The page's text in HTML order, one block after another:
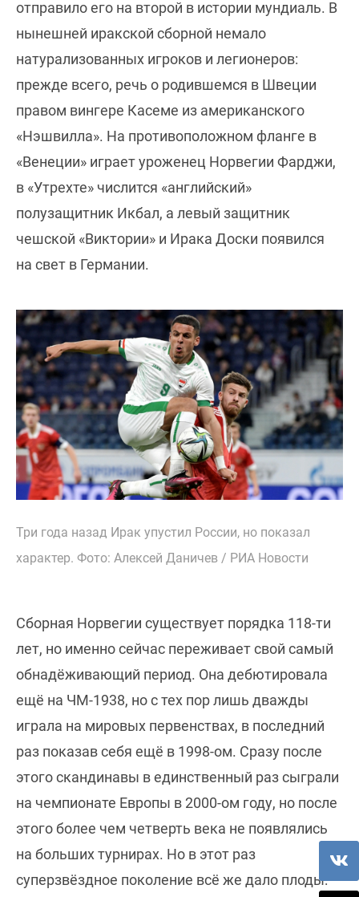
отправило его на второй в истории мундиаль. В
нынешней иракской сборной немало
натурализованных игроков и легионеров:
прежде всего, речь о родившемся в Швеции
правом вингере Касеме из американского
«Нэшвилла». На противоположном фланге в
«Венеции» играет уроженец Норвегии Фарджи,
в «Утрехте» числится «английский»
полузащитник Икбал, а левый защитник
чешской «Виктории» и Ирака Доски появился
на свет в Германии.
Три года назад Ирак упустил России, но показал
характер. Фото: Алексей Даничев / РИА Новости
Сборная Норвегии существует порядка 118-ти
лет, но именно сейчас переживает свой самый
обнадёживающий период. Она дебютировала
ещё на ЧМ-1938, но с тех пор лишь дважды
играла на мировых первенствах, в последний
раз показав себя ещё в 1998-ом. Сразу после
этого скандинавы в единственный раз сыграли
на чемпионате Европы в 2000-ом году, но после
этого более чем четверть века не появлялись
на больших турнирах. Но в этот раз
суперзвёздное поколение всё же дало плоды: